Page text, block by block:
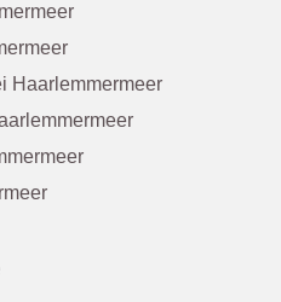
Haarlemmermeer